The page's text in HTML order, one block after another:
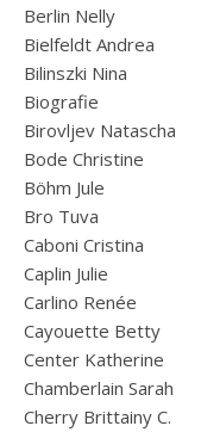
Berlin Nelly
Bielfeldt Andrea
Bilinszki Nina
Biografie
Birovljev Natascha
Bode Christine
Böhm Jule
Bro Tuva
Caboni Cristina
Caplin Julie
Carlino Renée
Cayouette Betty
Center Katherine
Chamberlain Sarah
Cherry Brittainy C.